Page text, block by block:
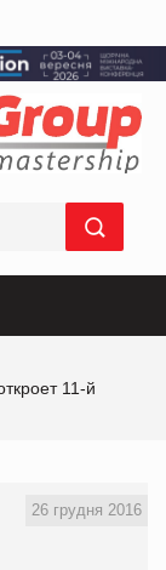
11-й
26 грудня 2016